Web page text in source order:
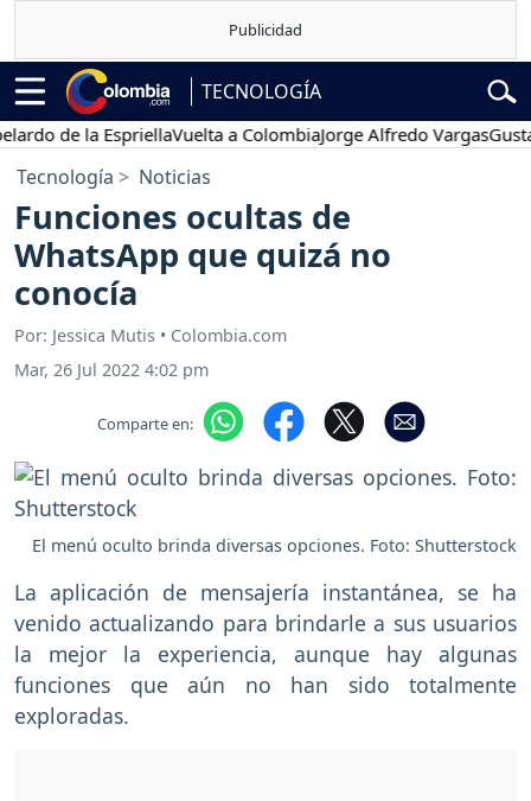
TECNOLOGÍA
de la EspriellaVuelta a ColombiaJorge Alfredo VargasGustavo
Tecnología Noticias
Funciones ocultas de
WhatsApp que quizá no
conocía
Por: Jessica Mutis • Colombia.com
Mar, 26 Jul 2022 4:02 pm
Comparte en:
El menú oculto brinda diversas opciones. Foto: Shutterstock
La aplicación de mensajería instantánea, se ha
venido actualizando para brindarle a sus usuarios
la mejor la experiencia, aunque hay algunas
funciones que aún no han sido totalmente
exploradas.